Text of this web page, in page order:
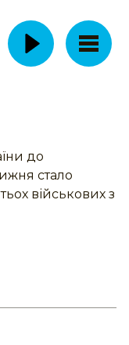
до
стало
військових з